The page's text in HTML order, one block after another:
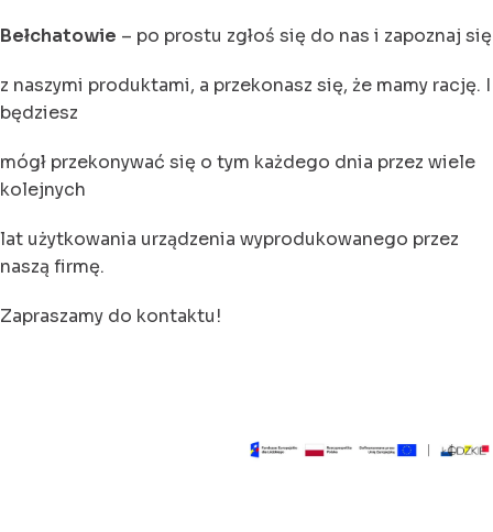
Bełchatowie – po prostu zgłoś się do nas i zapoznaj się
z naszymi produktami, a przekonasz się, że mamy rację. I
będziesz
mógł przekonywać się o tym każdego dnia przez wiele
kolejnych
lat użytkowania urządzenia wyprodukowanego przez
naszą firmę.
Zapraszamy do kontaktu!